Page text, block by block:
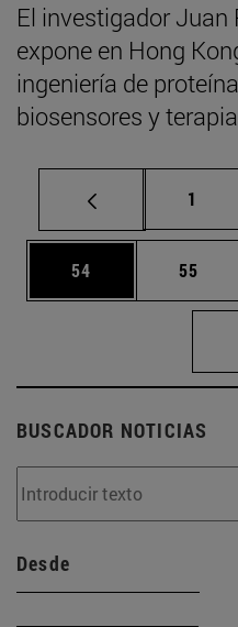
El investigador Juan
expone en Hong
ingeniería de
biosensores y
Página
1
Página
54 Página
55
BUSCADOR NOTICIAS
Desde